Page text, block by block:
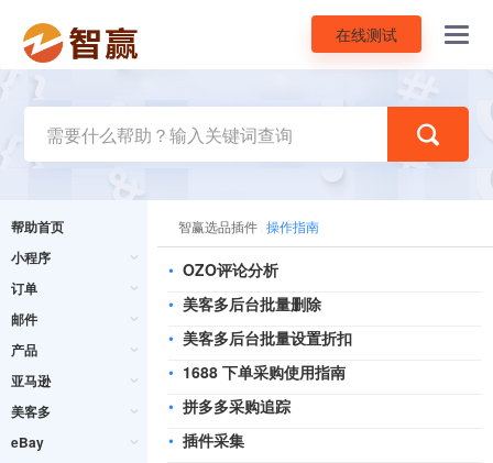
在线测试
帮助首页
小程序
订单
邮件
产品
亚马逊
美客多
eBay
智赢选品插件 操作指南
• OZO评论分析
• 美客多后台批量删除
• 美客多后台批量设置折扣
• 1688 下单采购使用指南
• 拼多多采购追踪
• 插件采集